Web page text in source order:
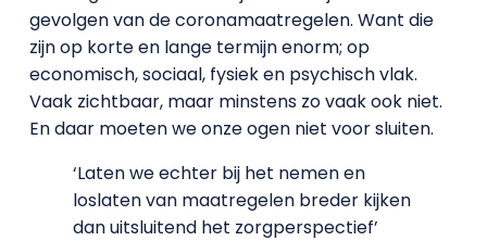
gevolgen van de coronamaatregelen. Want die
zijn op korte en lange termijn enorm; op
economisch, sociaal, fysiek en psychisch vlak.
Vaak zichtbaar, maar minstens zo vaak ook niet.
En daar moeten we onze ogen niet voor sluiten.
‘Laten we echter bij het nemen en
loslaten van maatregelen breder kijken
dan uitsluitend het zorgperspectief’